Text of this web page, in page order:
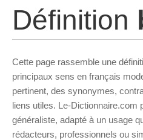
Définition
Cette page rassemble une
principaux sens en français
pertinent, des synonymes,
liens utiles. Le-Dictionnaire.com
généraliste, adapté à un usage
rédacteurs, professionnels ou